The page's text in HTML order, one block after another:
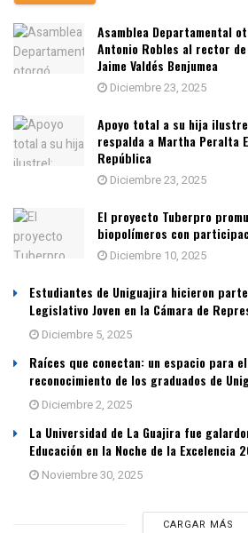
Asamblea Departamental
Antonio Robles al rector de
Jaime Valdés Benjumea
Diciembre 23, 2025
Apoyo total a su hija
respalda a Martha Peralta
República
Diciembre 23, 2025
El proyecto Tuberpro
biopolímeros con
Diciembre 10, 2025
Estudiantes de Uniguajira hicieron
Legislativo Joven en la Cámara de
Diciembre 5, 2025
Raíces que conectan: un espacio para
reconocimiento de los graduados de
Diciembre 2, 2025
La Universidad de La Guajira fue
Educación en la Noche de la Excelencia
Noviembre 30, 2025
CARGAR MÁS